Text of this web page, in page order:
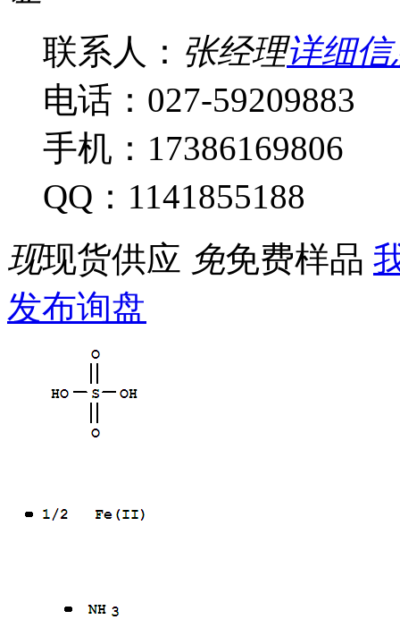
联系人： 张经理详细信
电话：027-59209883
手机：17386169806
QQ：1141855188
现现货供应 免免费样品
发布询盘